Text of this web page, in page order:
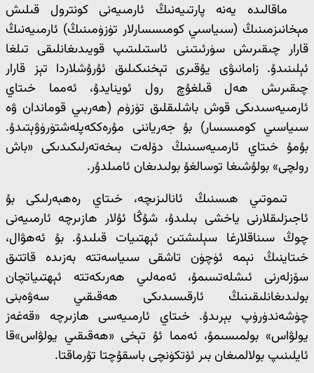
ماقالىدە يەنە پارتىيەنىڭ ئارمىيەنى كونترول قىلىش
مېخانىزمىنىڭ (سىياسىي كومىسسارلار تۈزۈمىنىڭ) ئارمىيەنىڭ
قارار چىقىرىش سۈرئىتىنى ئاستىلىتىپ قويىدىغانلىقى تىلغا
ئېلىنىدۇ. زامانىۋى يۇقىرى تېخنىكىلىق ئۇرۇشلاردا تېز قارار
چىقىرىش ھەل قىلغۇچ رول ئوينايدۇ، ئەمما خىتاي
ئارمىيەسىدىكى قوش باشلىقلىق تۈزۈم (ھەربىي قوماندان ۋە
سىياسىي كومىسسار) بۇ جەرياننى مۇرەككەپلەشتۈرۈۋېتىدۇ.
بۇمۇ خىتاي ئارمىيەسىنىڭ دۆلەت بىخەتەرلىكىدىكى «باش
رولچى» بولۇشىغا توسالغۇ بولىدىغان ئامىلدۇر.
تىموتىي ھىسنىڭ ئانالىزىچە، خىتاي رەھبەرلىكى بۇ
ئاجىزلىقلارنى ياخشى بىلىدۇ، شۇڭا ئۇلار ھازىرچە ئارمىيەنى
چوڭ سىناقلارغا سېلىشتىن ئېھتىيات قىلىدۇ. بۇ ئەھۋال،
خىتاينىڭ نېمە ئۈچۈن تاشقى سىياسەتتە بەزىدە قاتتىق
سۆزلەرنى ئىشلەتسىمۇ، ئەمەلىي ھەرىكەتتە ئېھتىياتچان
بولىدىغانلىقىنىڭ ئارقىسىدىكى ھەقىقىي سەۋەبنى
چۈشەندۈرۈپ بېرىدۇ. خىتاي ئارمىيەسى ھازىرچە «قەغەز
يولۋاس» بولمىسىمۇ، ئەمما ئۇ تېخى «ھەقىقىي يولۋاس»قا
ئايلىنىپ بولالمىغان بىر ئۆتكۈنچى باسقۇچتا تۇرماقتا.